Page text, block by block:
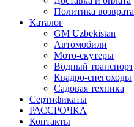
Политика возврата
Каталог
GM Uzbekistan
Автомобили
Мото-скутеры
Водный транспорт
Квадро-снегоходы
Садовая техника
Сертификаты
РАССРОЧКА
Контакты